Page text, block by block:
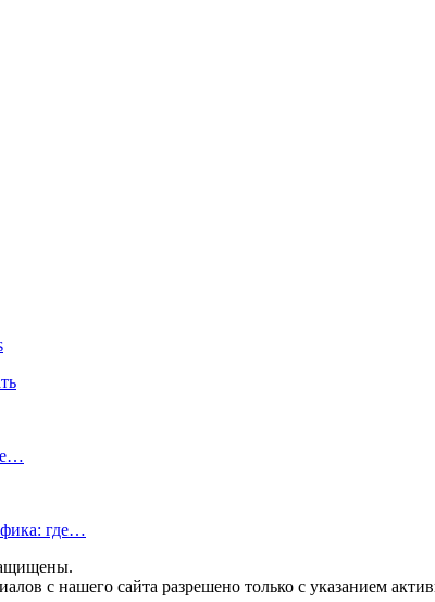
где…
с нашего сайта разрешено только с указанием